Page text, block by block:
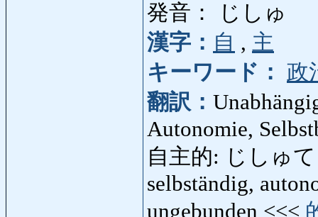
発音： じしゅ
漢字： 自 , 主
キーワード： 政
翻訳：
Autonomie,
自主的: じしゅて
selbständig,
ungebunden <<<